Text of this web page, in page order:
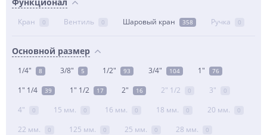
Кран 0 Вентиль 0 Шаровый кран 358 Ручка 0
Основной размер
1/4" 8 3/8" 5 1/2" 93 3/4" 104 1" 76
1" 1/4 39 1" 1/2 17 2" 16 2" 1/2 0 3" 0
4" 0 15 мм. 0 16 мм. 0 18 мм. 0 20 мм. 0
22 мм. 0 125 мм. 0 25 мм. 0 28 мм. 0